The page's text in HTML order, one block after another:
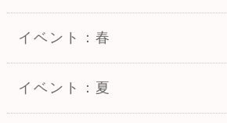
イベント：春
イベント：夏